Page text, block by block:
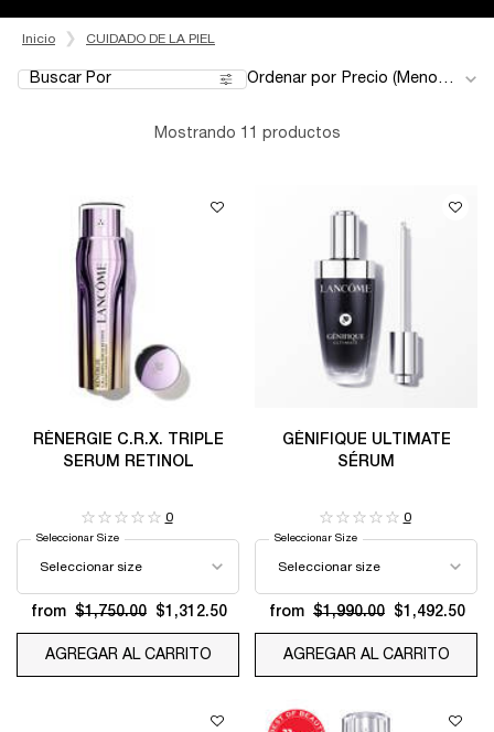
Inicio CUIDADO DE LA PIEL
Buscar Por
Filters menu
Ordenar por
Mostrando 11 productos
RÉNERGIE C.R.X. TRIPLE
SERUM RETINOL
0
Seleccionar Size
from $1,750.00 $1,312.50
AGREGAR AL CARRITO RÉNERGIE C.R.X. TRIPLE SERUM
GÉNIFIQUE ULTIMATE
SÉRUM
0
Seleccionar Size
from $1,990.00 $1,492.50
AGREGAR AL CARRITO